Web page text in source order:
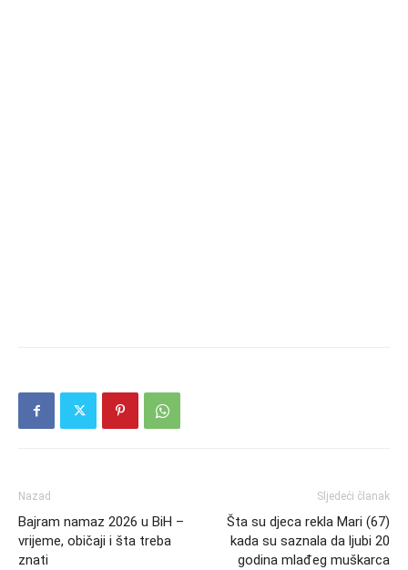
Nazad
Bajram namaz 2026 u BiH –
vrijeme, običaji i šta treba
znati
Sljedeći članak
Šta su djeca rekla Mari (67)
kada su saznala da ljubi 20
godina mlađeg muškarca